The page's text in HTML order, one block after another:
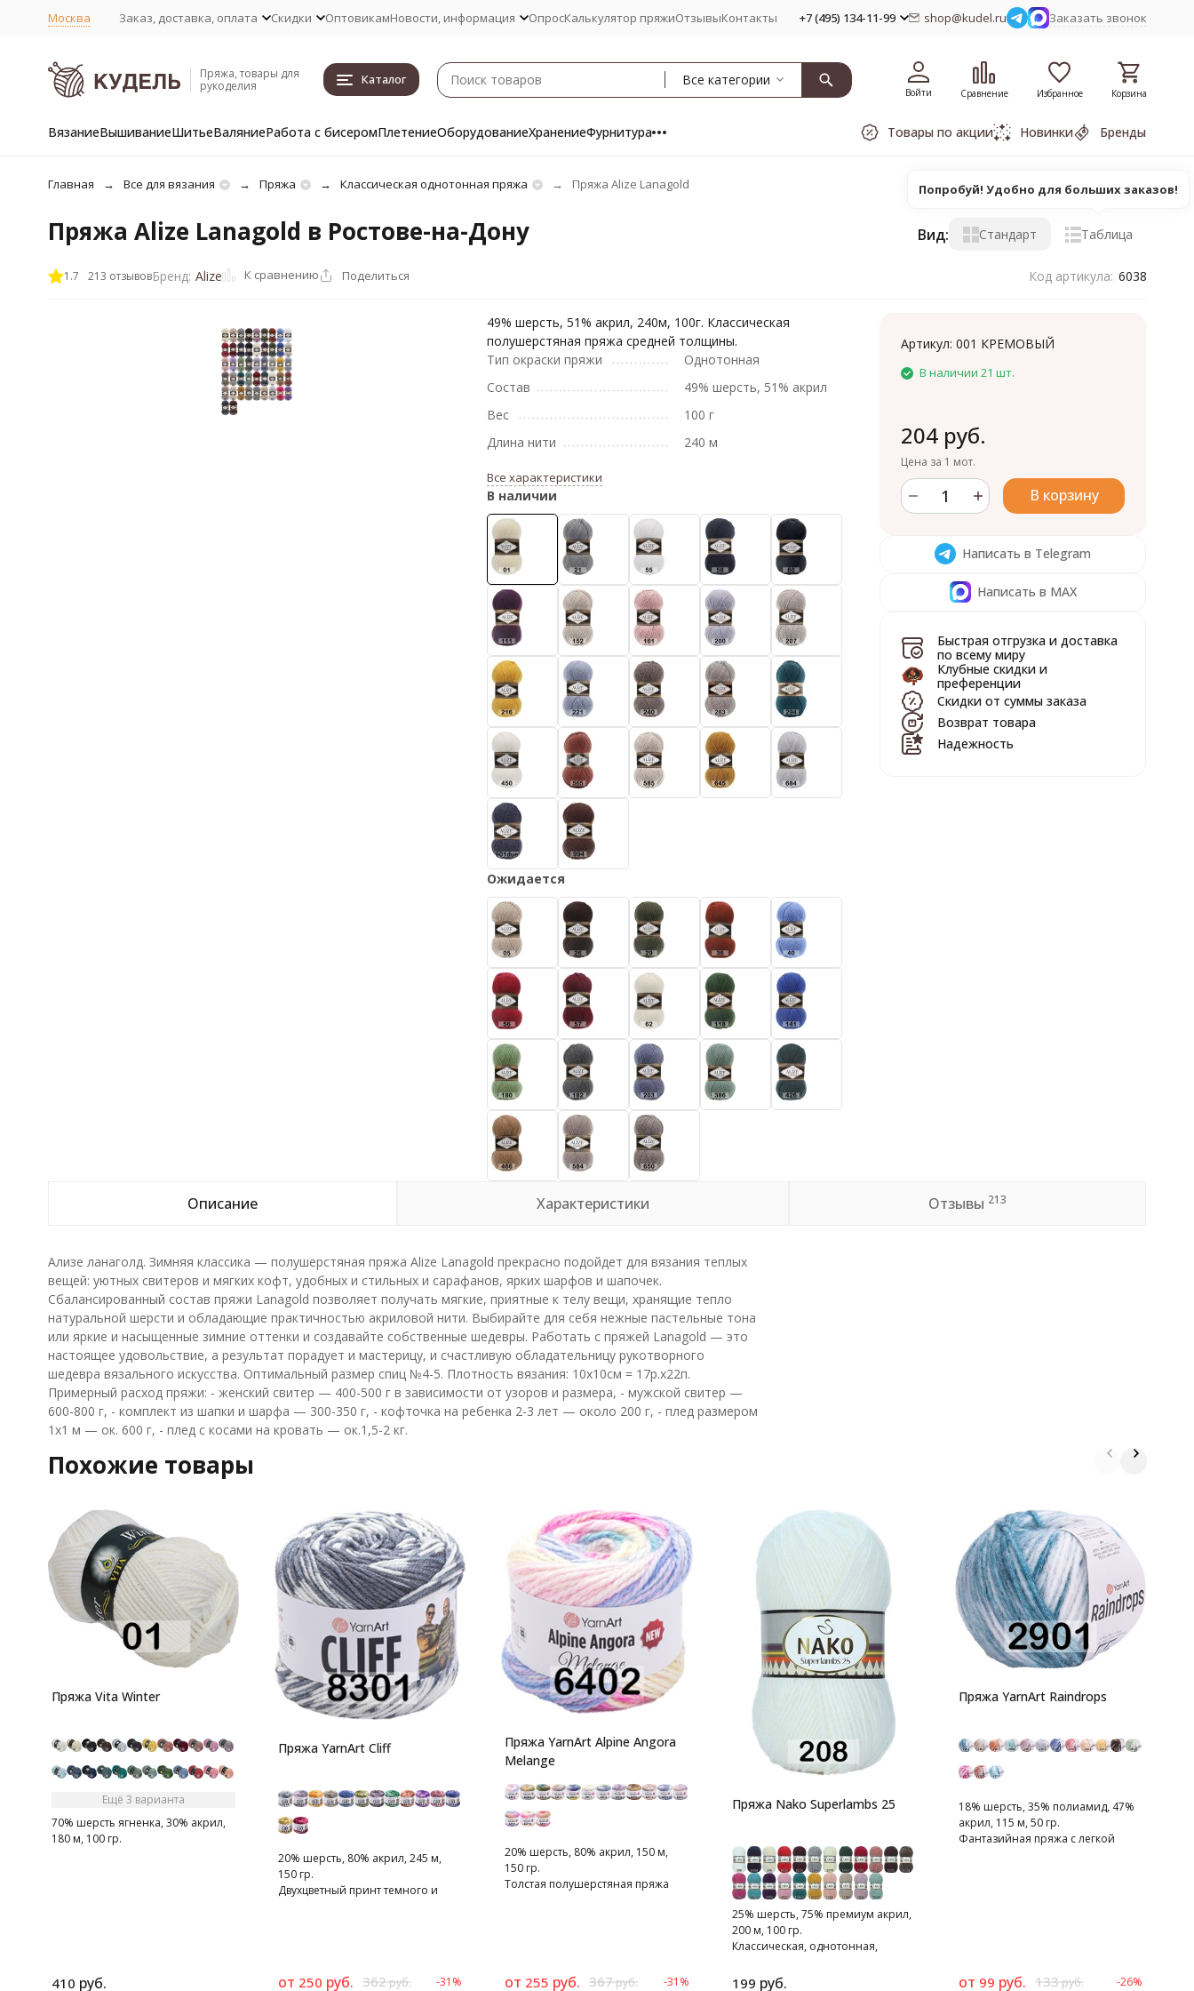
Москва Заказ, доставка, оплата Скидки ОптовикамНовости, информация ОпросКалькулятор пряжиОтзывыКонтакты +7 (495) 134-11-99 shop@kudel.ru Заказать звонок
Пряжа, товары для
рукоделия
Каталог Все категории
Войти Сравнение Избранное Корзина
ВязаниеВышиваниеШитьеВаляниеРабота с бисеромПлетениеОборудованиеХранениеФурнитура Товары по акции Новинки Бренды
Главная Все для вязания Пряжа Классическая однотонная пряжа Пряжа Alize Lanagold
Пряжа Alize Lanagold в Ростове-на-Дону Вид: Стандарт Таблица
1.7 213 отзывовБренд: Alize К сравнению Поделиться Код артикула: 6038
49% шерсть, 51% акрил, 240м, 100г. Классическая
полушерстяная пряжа средней толщины.
Тип окраски пряжи
Однотонная
Состав
49% шерсть, 51% акрил
Вес
100 г
Длина нити
240 м
Все характеристики
В наличии
Ожидается
Артикул:001 КРЕМОВЫЙ
В наличии 21 шт.
204 руб.
Цена за 1 мот.
В корзину
Написать в Telegram
Написать в MAX
Быстрая отгрузка и доставка
по всему миру
Клубные скидки и
преференции
Скидки от суммы заказа
Возврат товара
Надежность
Описание Характеристики Отзывы 213
Ализе ланаголд. Зимняя классика — полушерстяная пряжа Alize Lanagold прекрасно подойдет для вязания теплых
вещей: уютных свитеров и мягких кофт, удобных и стильных и сарафанов, ярких шарфов и шапочек.
Сбалансированный состав пряжи Lanagold позволяет получать мягкие, приятные к телу вещи, хранящие тепло
натуральной шерсти и обладающие практичностью акриловой нити. Выбирайте для себя нежные пастельные тона
или яркие и насыщенные зимние оттенки и создавайте собственные шедевры. Работать с пряжей Lanagold — это
настоящее удовольствие, а результат порадует и мастерицу, и счастливую обладательницу рукотворного
шедевра вязального искусства. Оптимальный размер спиц №4-5. Плотность вязания: 10х10см = 17р.х22п.
Примерный расход пряжи: - женский свитер — 400-500 г в зависимости от узоров и размера, - мужской свитер —
600-800 г, - комплект из шапки и шарфа — 300-350 г, - кофточка на ребенка 2-3 лет — около 200 г, - плед размером
1х1 м — ок. 600 г, - плед с косами на кровать — ок.1,5-2 кг.
Похожие товары
Пряжа Vita Winter
Ещё 3 варианта
70% шерсть ягненка, 30% акрил,
180 м, 100 гр.
410 руб.
Пряжа YarnArt Cliff
20% шерсть, 80% акрил, 245 м,
150 гр.
Двухцветный принт темного и
от 250 руб. 362руб. -31%
Пряжа YarnArt Alpine Angora
Melange
20% шерсть, 80% акрил, 150 м,
150 гр.
Толстая полушерстяная пряжа
от 255 руб. 367руб. -31%
Пряжа Nako Superlambs 25
25% шерсть, 75% премиум акрил,
200 м, 100 гр.
Классическая, однотонная,
199 руб.
Пряжа YarnArt Raindrops
18% шерсть, 35% полиамид, 47%
акрил, 115 м, 50 гр.
Фантазийная пряжа с легкой
от 99 руб. 133руб. -26%
Попробуй! Удобно для больших заказов!